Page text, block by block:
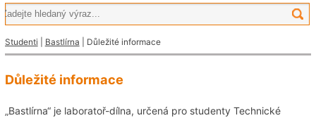
Studenti Bastlírna | Důležité informace
Důležité informace
„Bastlírna“ je laboratoř-dílna, určená pro studenty Technické